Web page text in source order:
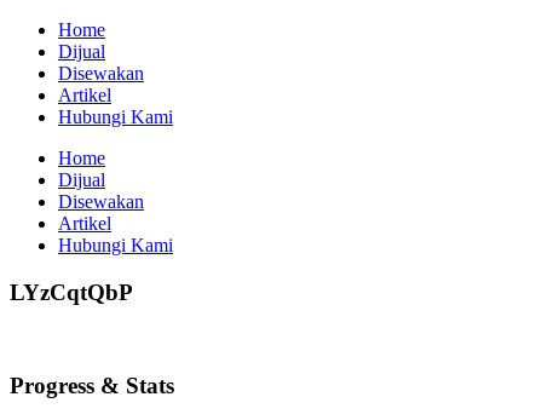
Home
Dijual
Disewakan
Artikel
Hubungi Kami
Home
Dijual
Disewakan
Artikel
Hubungi Kami
LYzCqtQbP
Progress & Stats